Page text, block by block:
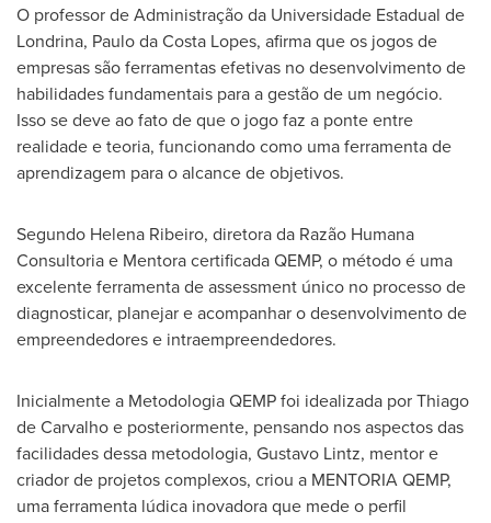
O professor de Administração da Universidade Estadual de
Londrina, Paulo da Costa Lopes, afirma que os jogos de
empresas são ferramentas efetivas no desenvolvimento de
habilidades fundamentais para a gestão de um negócio.
Isso se deve ao fato de que o jogo faz a ponte entre
realidade e teoria, funcionando como uma ferramenta de
aprendizagem para o alcance de objetivos.
Segundo Helena Ribeiro, diretora da Razão Humana
Consultoria e Mentora certificada QEMP, o método é uma
excelente ferramenta de assessment único no processo de
diagnosticar, planejar e acompanhar o desenvolvimento de
empreendedores e intraempreendedores.
Inicialmente a Metodologia QEMP foi idealizada porThiago
de Carvalhoe posteriormente, pensando nos aspectos das
facilidades dessa metodologia, Gustavo Lintz, mentor e
criador de projetos complexos, criou a MENTORIA QEMP,
uma ferramenta lúdica inovadora que mede o perfil